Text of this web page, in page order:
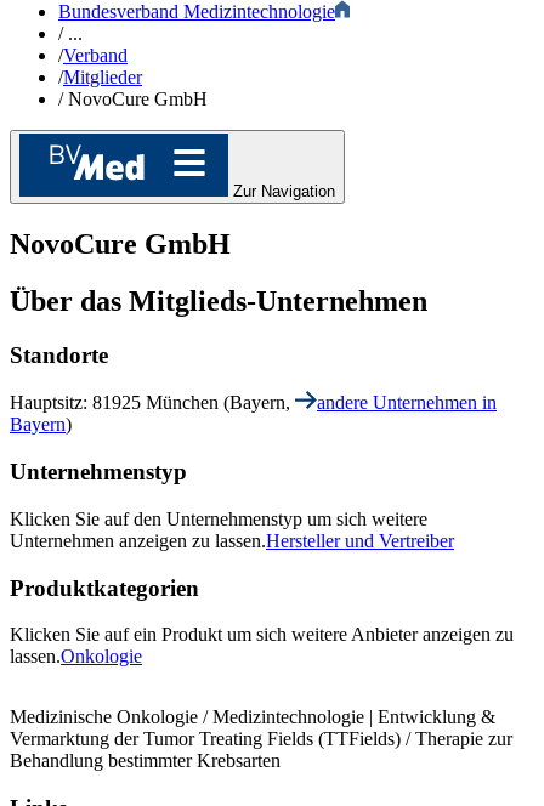
Bundesverband Medizintechnologie
/...
/Verband
/Mitglieder
/NovoCure GmbH
Zur Navigation
NovoCure GmbH
Über das Mitglieds-Unternehmen
Standorte
Hauptsitz: 81925 München (Bayern,
andere Unternehmen in
Bayern)
Unternehmenstyp
Klicken Sie auf den Unternehmenstyp um sich weitere
Unternehmen anzeigen zu lassen.Hersteller und Vertreiber
Produktkategorien
Klicken Sie auf ein Produkt um sich weitere Anbieter anzeigen zu
lassen.Onkologie
Medizinische Onkologie / Medizintechnologie | Entwicklung &
Vermarktung der Tumor Treating Fields (TTFields) / Therapie zur
Behandlung bestimmter Krebsarten